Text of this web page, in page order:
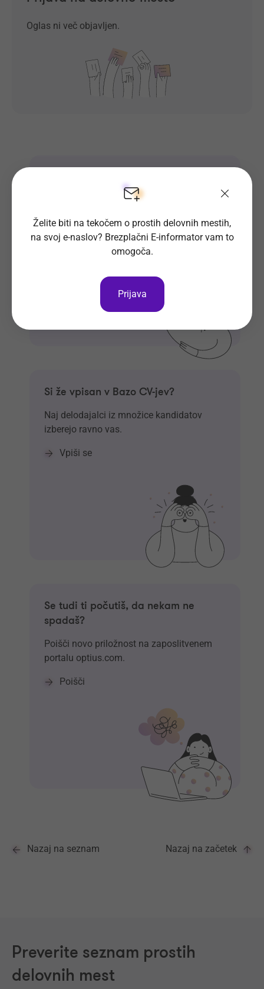
Oglas ni več objavljen.
Prijavi se
Si že vpisan v Bazo CV-jev?
Naj delodajalci iz množice kandidatov
izberejo ravno vas.
Vpiši se
Se tudi ti počutiš, da nekam ne
spadaš?
Poišči novo priložnost na zaposlitvenem
portalu optius.com.
Poišči
Nazaj na seznam Nazaj na začetek
Preverite seznam prostih
delovnih mest
Želite biti na tekočem o prostih delovnih mestih,
na svoj e-naslov? Brezplačni E-informator vam to
omogoča.
Prijava